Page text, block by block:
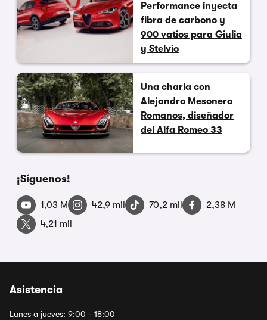
Performance inyecta
fibra de carbono y
900 vatios para Giulia
y Stelvio
Una charla con
Alejandro Mesonero
Romanos, diseñador
del Alfa Romeo 33
¡Síguenos!
1,03 M 42,9 mil 70,2 mil
2,38 M
4,21 mil
Asistencia
Lunes a jueves: 9:00 - 18:00